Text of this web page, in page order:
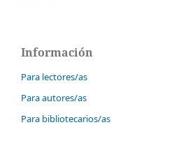
Información
Para lectores/as
Para autores/as
Para bibliotecarios/as